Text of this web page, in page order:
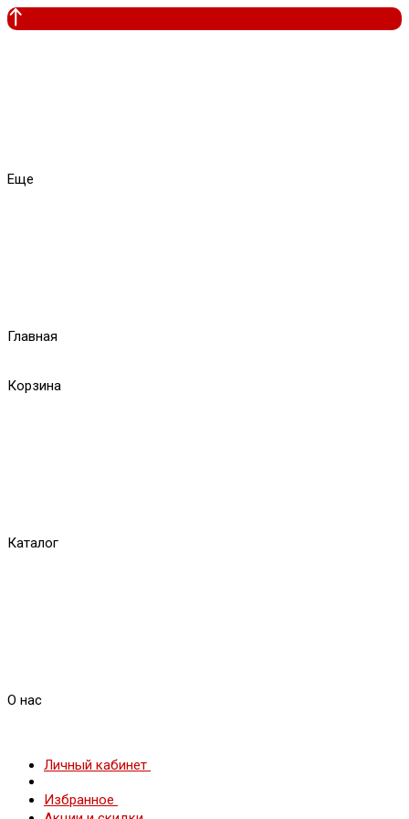
Еще
Главная
Корзина
Каталог
О нас
Личный кабинет
Избранное